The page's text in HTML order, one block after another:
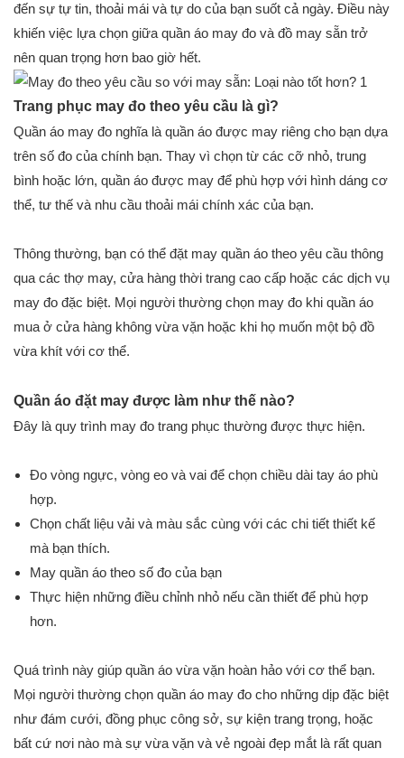
đến sự tự tin, thoải mái và tự do của bạn suốt cả ngày. Điều này
khiến việc lựa chọn giữa quần áo may đo và đồ may sẵn trở
nên quan trọng hơn bao giờ hết.
Trang phục may đo theo yêu cầu là gì?
Quần áo may đo nghĩa là quần áo được may riêng cho bạn dựa
trên số đo của chính bạn. Thay vì chọn từ các cỡ nhỏ, trung
bình hoặc lớn, quần áo được may để phù hợp với hình dáng cơ
thể, tư thế và nhu cầu thoải mái chính xác của bạn.
Thông thường, bạn có thể đặt may quần áo theo yêu cầu thông
qua các thợ may, cửa hàng thời trang cao cấp hoặc các dịch vụ
may đo đặc biệt. Mọi người thường chọn may đo khi quần áo
mua ở cửa hàng không vừa vặn hoặc khi họ muốn một bộ đồ
vừa khít với cơ thể.
Quần áo đặt may được làm như thế nào?
Đây là quy trình may đo trang phục thường được thực hiện.
Đo vòng ngực, vòng eo và vai để chọn chiều dài tay áo phù
hợp.
Chọn chất liệu vải và màu sắc cùng với các chi tiết thiết kế
mà bạn thích.
May quần áo theo số đo của bạn
Thực hiện những điều chỉnh nhỏ nếu cần thiết để phù hợp
hơn.
Quá trình này giúp quần áo vừa vặn hoàn hảo với cơ thể bạn.
Mọi người thường chọn quần áo may đo cho những dịp đặc biệt
như đám cưới, đồng phục công sở, sự kiện trang trọng, hoặc
bất cứ nơi nào mà sự vừa vặn và vẻ ngoài đẹp mắt là rất quan